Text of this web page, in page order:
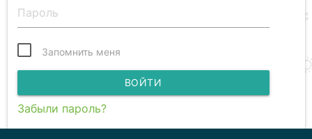
Запомнить меня
ВОЙТИ
Забыли пароль?